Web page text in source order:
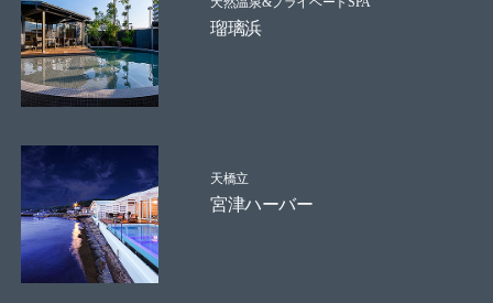
瑠璃浜
天橋立
宮津ハーバー